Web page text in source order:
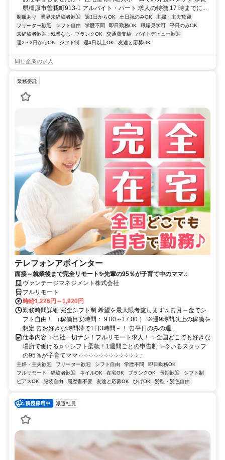
県橿原市曽我町913-1 アルバイト・パート 求人の特徴 17 時までに...
制服あり 業界未経験者歓迎 週1日からOK 土日祝のみOK
主婦・主夫歓迎
フリーター歓迎
シフト自由 学歴不問 即日勤務OK 職場見学可
平日のみOK
未経験者歓迎
残業なし ブランクOK 交通費支給
バイトデビュー歓迎
週2・3日からOK
シフト制 週4日以上OK 友達と応募OK
同じ企業の求人
業務委託
テレフォンアポインター
面接～就業後まで完全リモート✨先輩の95％が子育て中のママ♫
ヴァンテージマネジメント株式会社
フルリモート
時給1,226円～1,920円
勤務時間詳細 完全シフト制 希望を最大限考慮します♫ ⏰月～金でシ
フト自由！ （稼働目安時間： 9:00～17:00 ） ※週9時間以上の稼働を
想定 ⏰お好きな時間帯で1日3時間～！ ⏰平日のみの週...
仕事内容 ✨出社一切ナシ！フルリモート求人！ ✨全国どこでも好きな
場所で働ける♫ ✨シフト柔軟！1週間ごとの申告制 ✨今いるスタッフ
の95％が子育てママ ༶ ༶ ༶ ༶ ༶ ༶ ༶ ༶ ༶ ༶ ༶ ༶...
主婦・主夫歓迎 フリーター歓迎 シフト自由 学歴不問
即日勤務OK
フルリモート
経験者歓迎 ネイルOK 在宅OK ブランクOK 長期歓迎
シフト制
ピアスOK
服装自由 履歴書不要 友達と応募OK ひげOK 髪型・髪色自由
派遣社員